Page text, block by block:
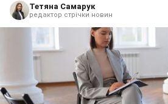
Тетяна Самарук
редактор стрічки новин